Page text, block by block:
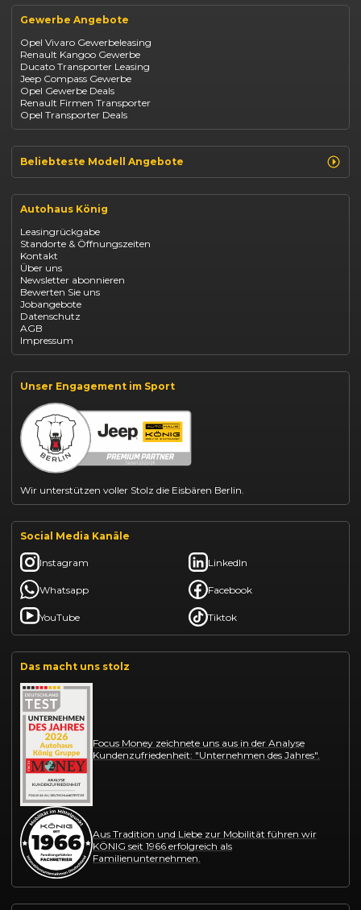
Mazda CX-30
Opel
Fiat
Jeep
Suzuki
BYD
Kia
Mazda
Citroën
Abarth
Fiat Professional
Gewerbe Angebote
Opel Vivaro Gewerbeleasing
Renault Kangoo Gewerbe
Ducato Transporter Leasing
Jeep Compass Gewerbe
Opel Gewerbe Deals
Renault Firmen Transporter
Opel Transporter Deals
Beliebteste Modell Angebote
Renault Arkana Leasing
Renault Captur Leasing
Opel Astra leasen
Opel Mokka kaufen
Opel Grandland finanzieren
Opel Vivaro Gewerbeleasing
Fiat 500 finanzieren
Fiat Panda leasen
Dacia Duster finanzieren
Dacia Sandero kaufen
Dacia Jogger leasen
Jeep Compass leasen
Jeep Renegade finanzieren
Suzuki Swift finanzieren
BYD Dolphin finanzieren
Kia Ceed finanzieren
Kia Sportage leasen
Mazda CX-30 finanzieren
Citroën C3 leasen
Autohaus König
Leasingrückgabe
Standorte & Öffnungszeiten
Kontakt
Über uns
Newsletter abonnieren
Bewerten Sie uns
Jobangebote
Datenschutz
AGB
Impressum
Unser Engagement im Sport
Wir unterstützen voller Stolz die Eisbären Berlin.
Social Media Kanäle
Instagram LinkedIn
Whatsapp Facebook
YouTube Tiktok
Das macht uns stolz
Focus Money zeichnete uns aus in der Analyse
Kundenzufriedenheit: "Unternehmen des Jahres".
Aus Tradition und Liebe zur Mobilität führen wir
KÖNIG seit 1966 erfolgreich als
Familienunternehmen.